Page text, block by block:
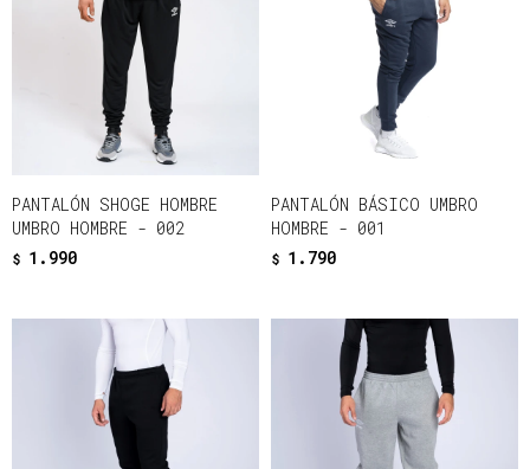
PANTALÓN SHOGE HOMBRE
UMBRO HOMBRE - 002
$ 1.990
PANTALÓN BÁSICO UMBRO
HOMBRE - 001
$ 1.790